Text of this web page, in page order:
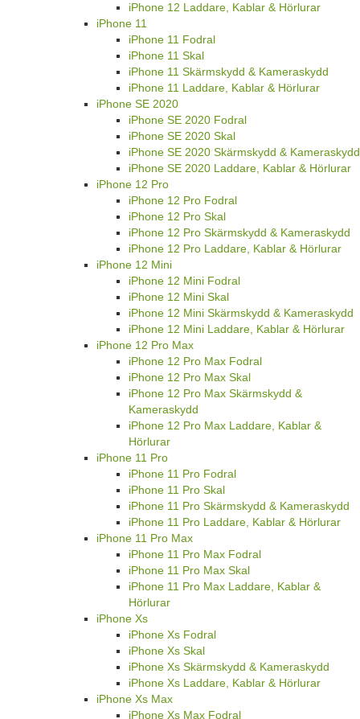
iPhone 12 Laddare, Kablar & Hörlurar
iPhone 11
iPhone 11 Fodral
iPhone 11 Skal
iPhone 11 Skärmskydd & Kameraskydd
iPhone 11 Laddare, Kablar & Hörlurar
iPhone SE 2020
iPhone SE 2020 Fodral
iPhone SE 2020 Skal
iPhone SE 2020 Skärmskydd & Kameraskydd
iPhone SE 2020 Laddare, Kablar & Hörlurar
iPhone 12 Pro
iPhone 12 Pro Fodral
iPhone 12 Pro Skal
iPhone 12 Pro Skärmskydd & Kameraskydd
iPhone 12 Pro Laddare, Kablar & Hörlurar
iPhone 12 Mini
iPhone 12 Mini Fodral
iPhone 12 Mini Skal
iPhone 12 Mini Skärmskydd & Kameraskydd
iPhone 12 Mini Laddare, Kablar & Hörlurar
iPhone 12 Pro Max
iPhone 12 Pro Max Fodral
iPhone 12 Pro Max Skal
iPhone 12 Pro Max Skärmskydd &
Kameraskydd
iPhone 12 Pro Max Laddare, Kablar &
Hörlurar
iPhone 11 Pro
iPhone 11 Pro Fodral
iPhone 11 Pro Skal
iPhone 11 Pro Skärmskydd & Kameraskydd
iPhone 11 Pro Laddare, Kablar & Hörlurar
iPhone 11 Pro Max
iPhone 11 Pro Max Fodral
iPhone 11 Pro Max Skal
iPhone 11 Pro Max Laddare, Kablar &
Hörlurar
iPhone Xs
iPhone Xs Fodral
iPhone Xs Skal
iPhone Xs Skärmskydd & Kameraskydd
iPhone Xs Laddare, Kablar & Hörlurar
iPhone Xs Max
iPhone Xs Max Fodral